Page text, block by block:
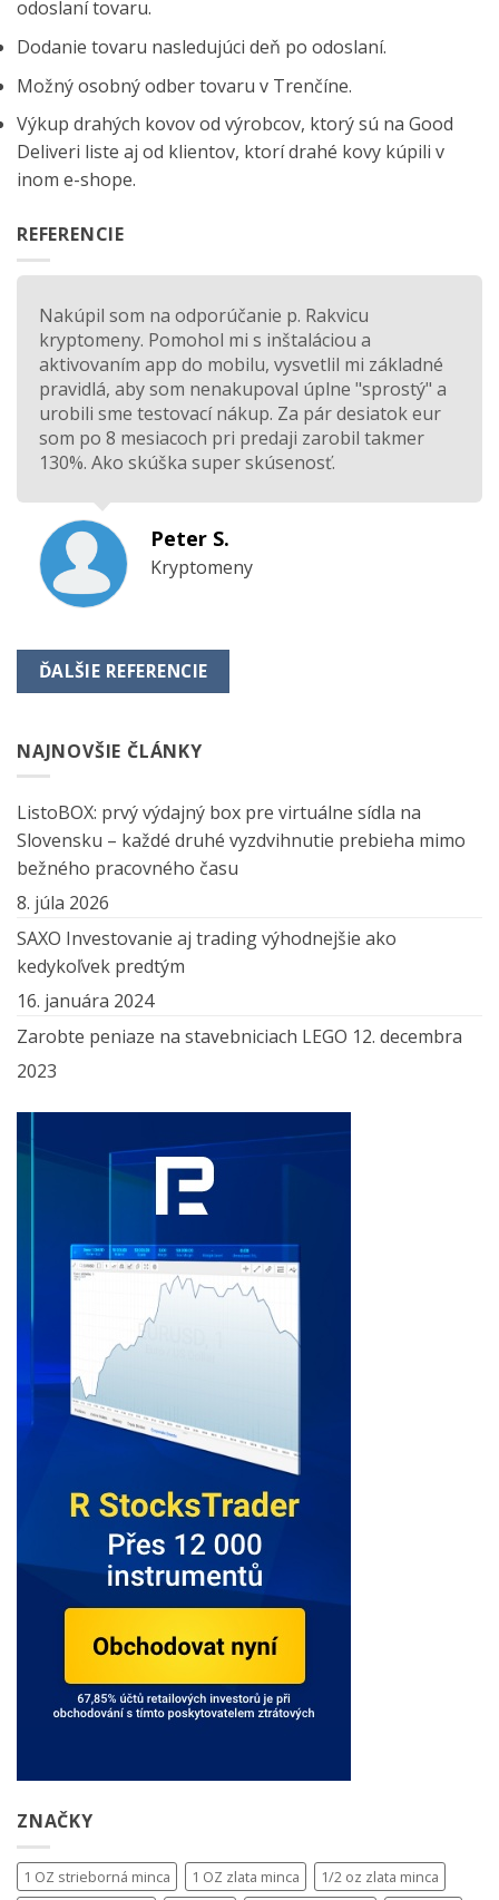
odoslaní tovaru.
Dodanie tovaru nasledujúci deň po odoslaní.
Možný osobný odber tovaru v Trenčíne.
Výkup drahých kovov od výrobcov, ktorý sú na Good
Deliveri liste aj od klientov, ktorí drahé kovy kúpili v
inom e-shope.
REFERENCIE
Nakúpil som na odporúčanie p. Rakvicu
kryptomeny. Pomohol mi s inštaláciou a
aktivovaním app do mobilu, vysvetlil mi základné
pravidlá, aby som nenakupoval úplne "sprostý" a
urobili sme testovací nákup. Za pár desiatok eur
som po 8 mesiacoch pri predaji zarobil takmer
130%. Ako skúška super skúsenosť.
Peter S.
Kryptomeny
ĎALŠIE REFERENCIE
NAJNOVŠIE ČLÁNKY
ListoBOX: prvý výdajný box pre virtuálne sídla na
Slovensku – každé druhé vyzdvihnutie prebieha mimo
bežného pracovného času
8. júla 2026
SAXO Investovanie aj trading výhodnejšie ako
kedykoľvek predtým
16. januára 2024
Zarobte peniaze na stavebniciach LEGO 12. decembra
2023
ZNAČKY
1 OZ strieborná minca 1 OZ zlata minca
1/2 oz zlata minca